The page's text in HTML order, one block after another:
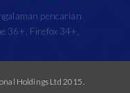
pencarian
36+, Firefox 34+,
Holdings Ltd 2015.